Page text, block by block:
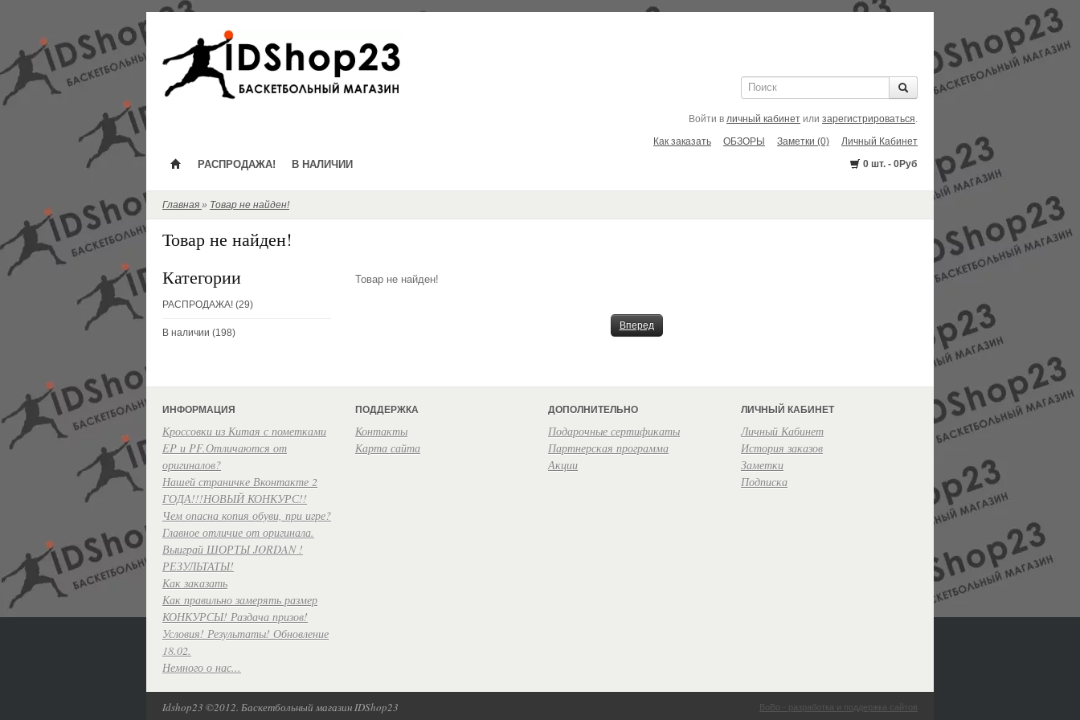
0 шт. - 0Руб
Войти в личный кабинет или зарегистрироваться.
Как заказать
ОБЗОРЫ Заметки (0) Личный Кабинет
РАСПРОДАЖА! В НАЛИЧИИ
Главная » Товар не найден!
Товар не найден!
Категории
РАСПРОДАЖА! (29)
В наличии (198)
Товар не найден!
Вперед
ИНФОРМАЦИЯ
Кроссовки из Китая с пометками
EP и PF.Отличаются от
оригиналов?
Нашей страничке Вконтакте 2
ГОДА!!!НОВЫЙ КОНКУРС!!
Чем опасна копия обуви, при игре?
Главное отличие от оригинала.
Выиграй ШОРТЫ JORDAN !
РЕЗУЛЬТАТЫ!
Как заказать
Как правильно замерять размер
КОНКУРСЫ! Раздача призов!
Условия! Результаты! Обновление
18.02.
Немного о нас...
ПОДДЕРЖКА
Контакты
Карта сайта
ДОПОЛНИТЕЛЬНО
Подарочные сертификаты
Партнерская программа
Акции
ЛИЧНЫЙ КАБИНЕТ
Личный Кабинет
История заказов
Заметки
Подписка
Idshop23 ©2012. Баскетбольный магазин IDShop23 BoBo - разработка и поддержка сайтов